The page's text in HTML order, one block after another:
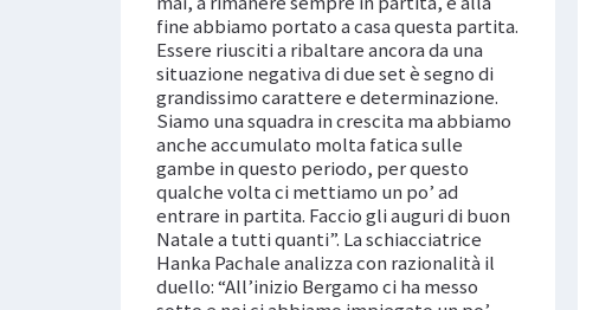
fine abbiamo portato a casa questa partita.
Essere riusciti a ribaltare ancora da una
situazione negativa di due set è segno di
grandissimo carattere e determinazione.
Siamo una squadra in crescita ma abbiamo
anche accumulato molta fatica sulle
gambe in questo periodo, per questo
qualche volta ci mettiamo un po’ ad
entrare in partita. Faccio gli auguri di buon
Natale a tutti quanti”. La schiacciatrice
Hanka Pachale analizza con razionalità il
duello: “All’inizio Bergamo ci ha messo